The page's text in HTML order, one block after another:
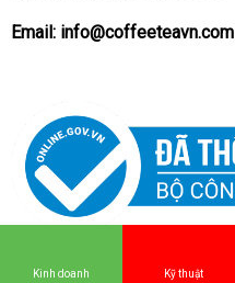
Email: info@coffeeteavn.com
Kinh doanh Kỹ thuật